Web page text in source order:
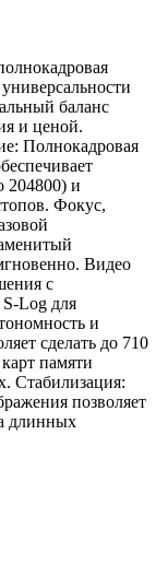
баланс
и ценой.
Полнокадровая
204800) и
Фокус,
Видео
с
Log для
и
сделать до 710
памяти
Стабилизация:
позволяет
длинных